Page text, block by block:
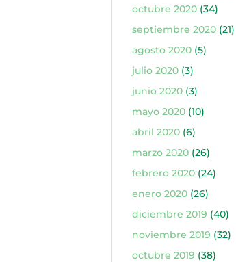
octubre 2020(34)
septiembre 2020(21)
agosto 2020(5)
julio 2020(3)
junio 2020(3)
mayo 2020(10)
abril 2020(6)
marzo 2020(26)
febrero 2020(24)
enero 2020(26)
diciembre 2019 (40)
noviembre 2019 (32)
octubre 2019 (38)